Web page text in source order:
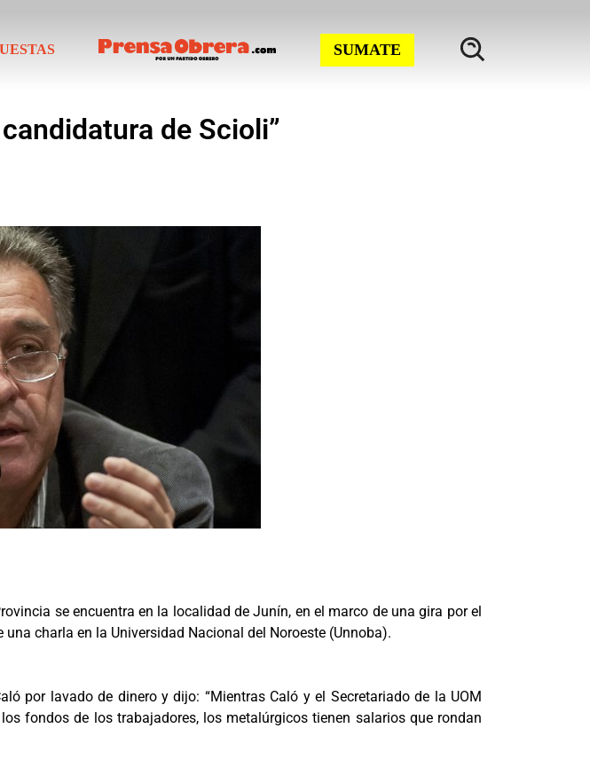
SUMATE
de Scioli”
se encuentra en la localidad de Junín, en el marco de una gira por el
charla en la Universidad Nacional del Noroeste (Unnoba).
por lavado de dinero y dijo: “Mientras Caló y el Secretariado de la UOM
fondos de los trabajadores, los metalúrgicos tienen salarios que rondan